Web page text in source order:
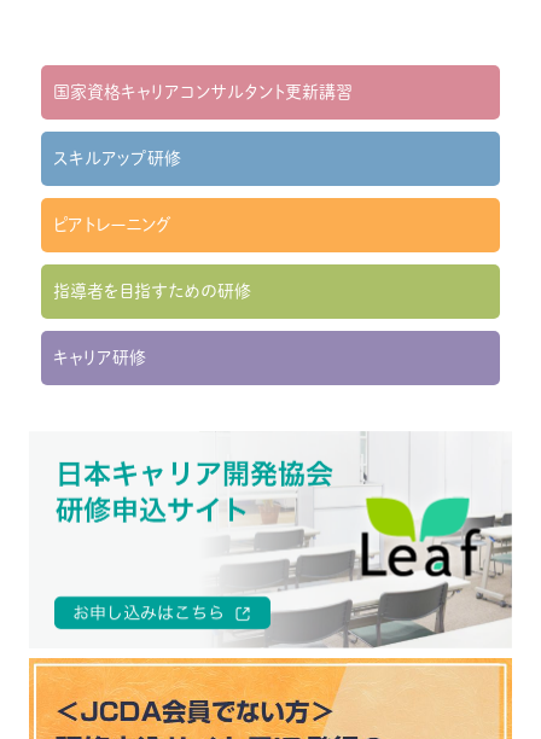
国家資格キャリアコンサルタント更新講習
スキルアップ研修
ピアトレーニング
指導者を目指すための研修
キャリア研修